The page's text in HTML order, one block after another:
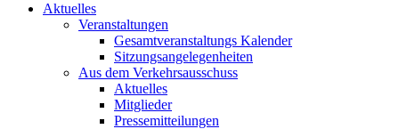
Aktuelles
Veranstaltungen
Gesamtveranstaltungs Kalender
Sitzungsangelegenheiten
Aus dem Verkehrsausschuss
Aktuelles
Mitglieder
Pressemitteilungen